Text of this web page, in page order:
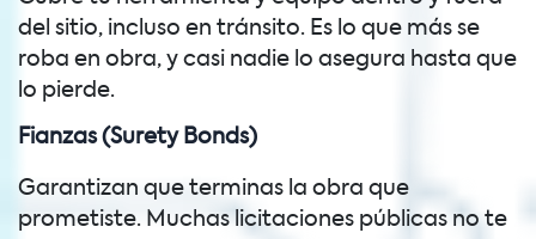
del sitio, incluso en tránsito. Es lo que más se
roba en obra, y casi nadie lo asegura hasta que
lo pierde.
Fianzas (Surety Bonds)
Garantizan que terminas la obra que
prometiste. Muchas licitaciones públicas no te